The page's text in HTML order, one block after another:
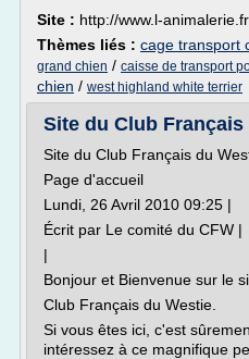
Site : http://www.l-animalerie.fr
Thèmes liés : cage transport
grand chien / caisse de transport
chien / west highland white terrier
Site du Club Français
Site du Club Français du
Page d'accueil
Lundi, 26 Avril 2010 09:25 |
Écrit par Le comité du CFW |
|
Bonjour et Bienvenue sur le
Club Français du Westie.
Si vous êtes ici, c'est
intéressez à ce magnifique